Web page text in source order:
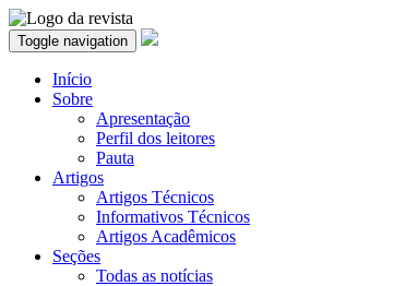
Toggle navigation
Início
Sobre
Apresentação
Perfil dos leitores
Pauta
Artigos
Artigos Técnicos
Informativos Técnicos
Artigos Acadêmicos
Seções
Todas as notícias